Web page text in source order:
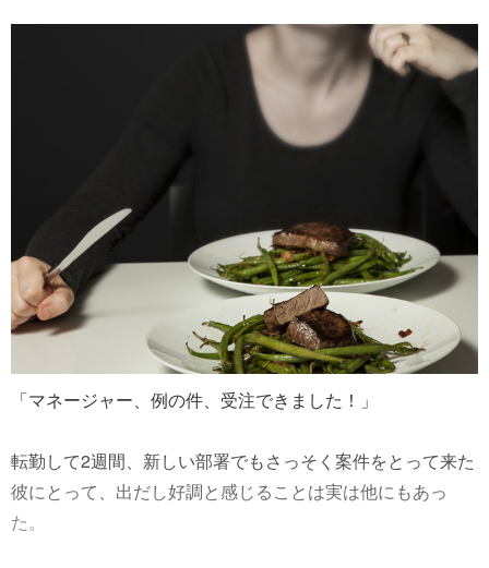
「マネージャー、例の件、受注できました！」
転勤して2週間、新しい部署でもさっそく案件をとって来た
彼にとって、出だし好調と感じることは実は他にもあっ
た。